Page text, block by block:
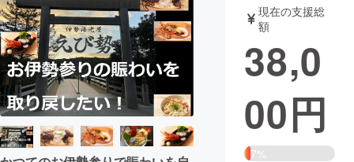
アート・写真 音楽
テクノロジー・ガジェット ゲーム・
映像・映画 書籍・雑誌
ビジネス・起業 チャレンジ
現在の支援総
額
38,0
00円
7%